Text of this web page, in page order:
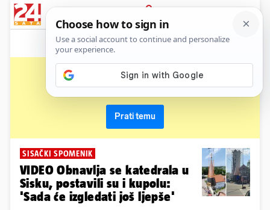
PRIJAVA
News
katedrala
Prati temu
SISAČKI SPOMENIK
VIDEO Obnavlja se katedrala u
Sisku, postavili su i kupolu:
'Sada će izgledati još ljepše'